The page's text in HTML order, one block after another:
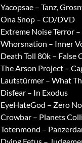
Yacopsae – Tanz,
Ona Snop – CD/DVD
Extreme Noise Terror
Whorsnation – Inner
Death Toll 80k – False
The Arson Project –
Lautstürmer – What
Disfear – In Exodus
EyeHateGod – Zero
Crowbar – Planets
Totenmond –